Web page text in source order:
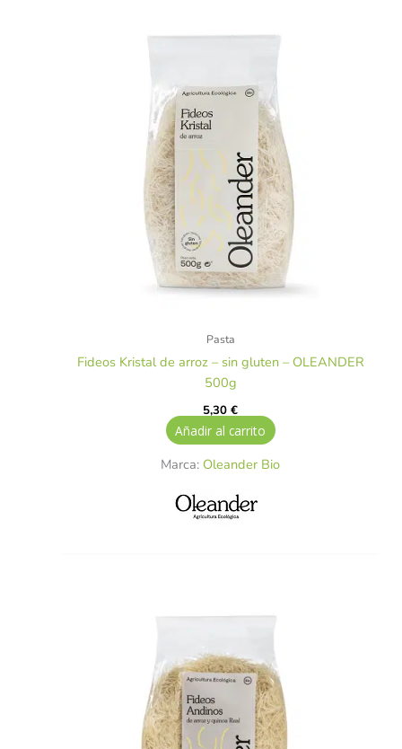
Pasta
Fideos Kristal de arroz – sin gluten – OLEANDER
500g
5,30€
Añadir al carrito
Marca: Oleander Bio